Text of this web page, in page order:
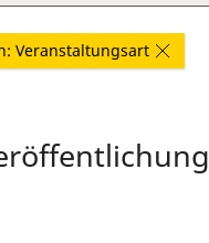
Veranstaltungsart